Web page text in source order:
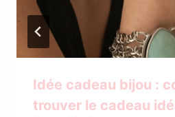
Idée cadeau bijou :
trouver le cadeau